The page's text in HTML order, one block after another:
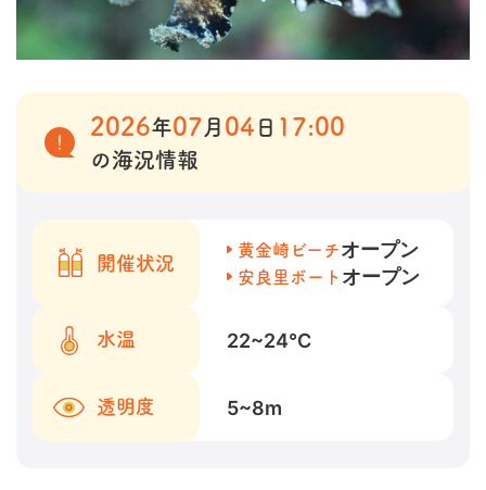
2026年07 月 04 日 17:00
の海況情報
開催状況
黄金崎ビーチオープン
安良里ボート オープン
水温 22~24℃
透明度 5~8m